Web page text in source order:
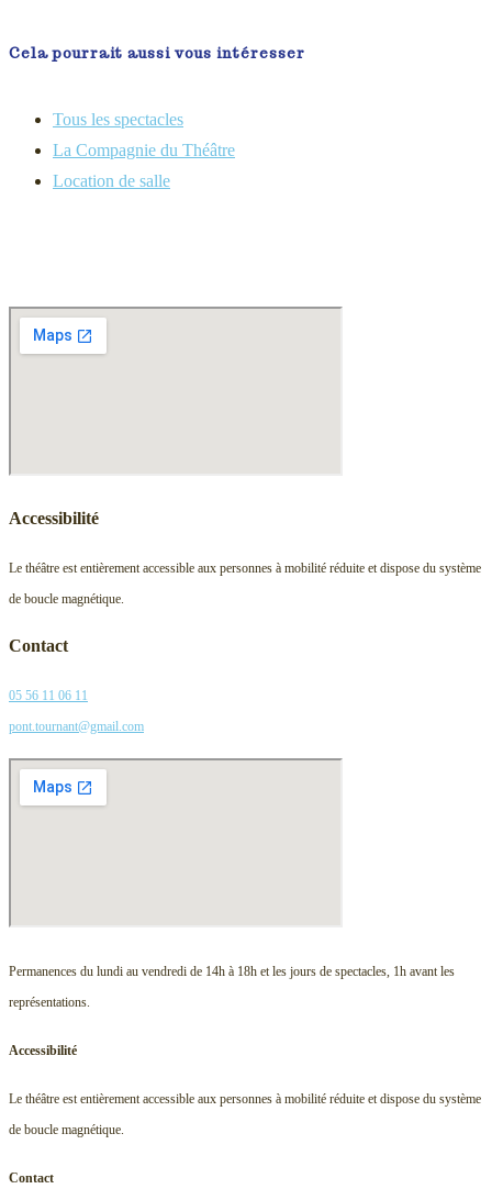
Cela pourrait aussi vous intéresser
Tous les spectacles
La Compagnie du Théâtre
Location de salle
Accessibilité
Le théâtre est entièrement accessible aux personnes à mobilité réduite et dispose du système
de boucle magnétique.
Contact
05 56 11 06 11
pont.tournant@gmail.com
Permanences du lundi au vendredi de 14h à 18h et les jours de spectacles, 1h avant les
représentations.
Accessibilité
Le théâtre est entièrement accessible aux personnes à mobilité réduite et dispose du système
de boucle magnétique.
Contact